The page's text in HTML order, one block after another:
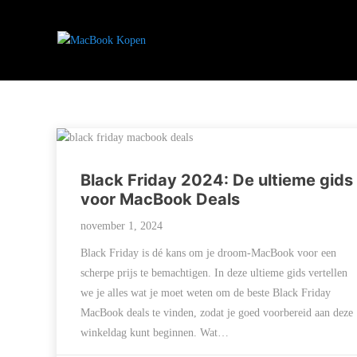
Black Friday 2024: De ultieme gids
voor MacBook Deals
november 1, 2024
Black Friday is dé kans om je droom-MacBook voor een
scherpe prijs te bemachtigen. In deze ultieme gids vertellen
we je alles wat je moet weten om de beste Black Friday
MacBook deals te vinden, zodat je goed voorbereid aan deze
winkeldag kunt beginnen. Wat…